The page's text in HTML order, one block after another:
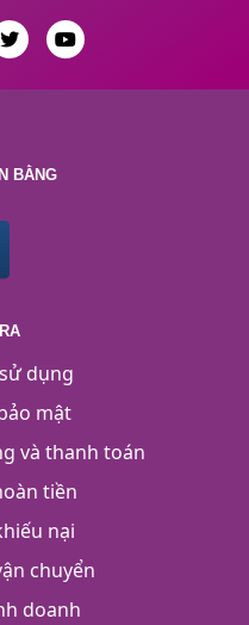
BẰNG
dụng
mật
và thanh toán
tiền
nại
chuyển
doanh